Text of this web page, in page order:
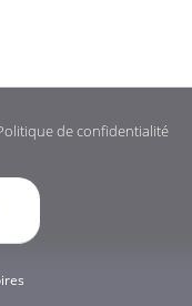
de confidentialité